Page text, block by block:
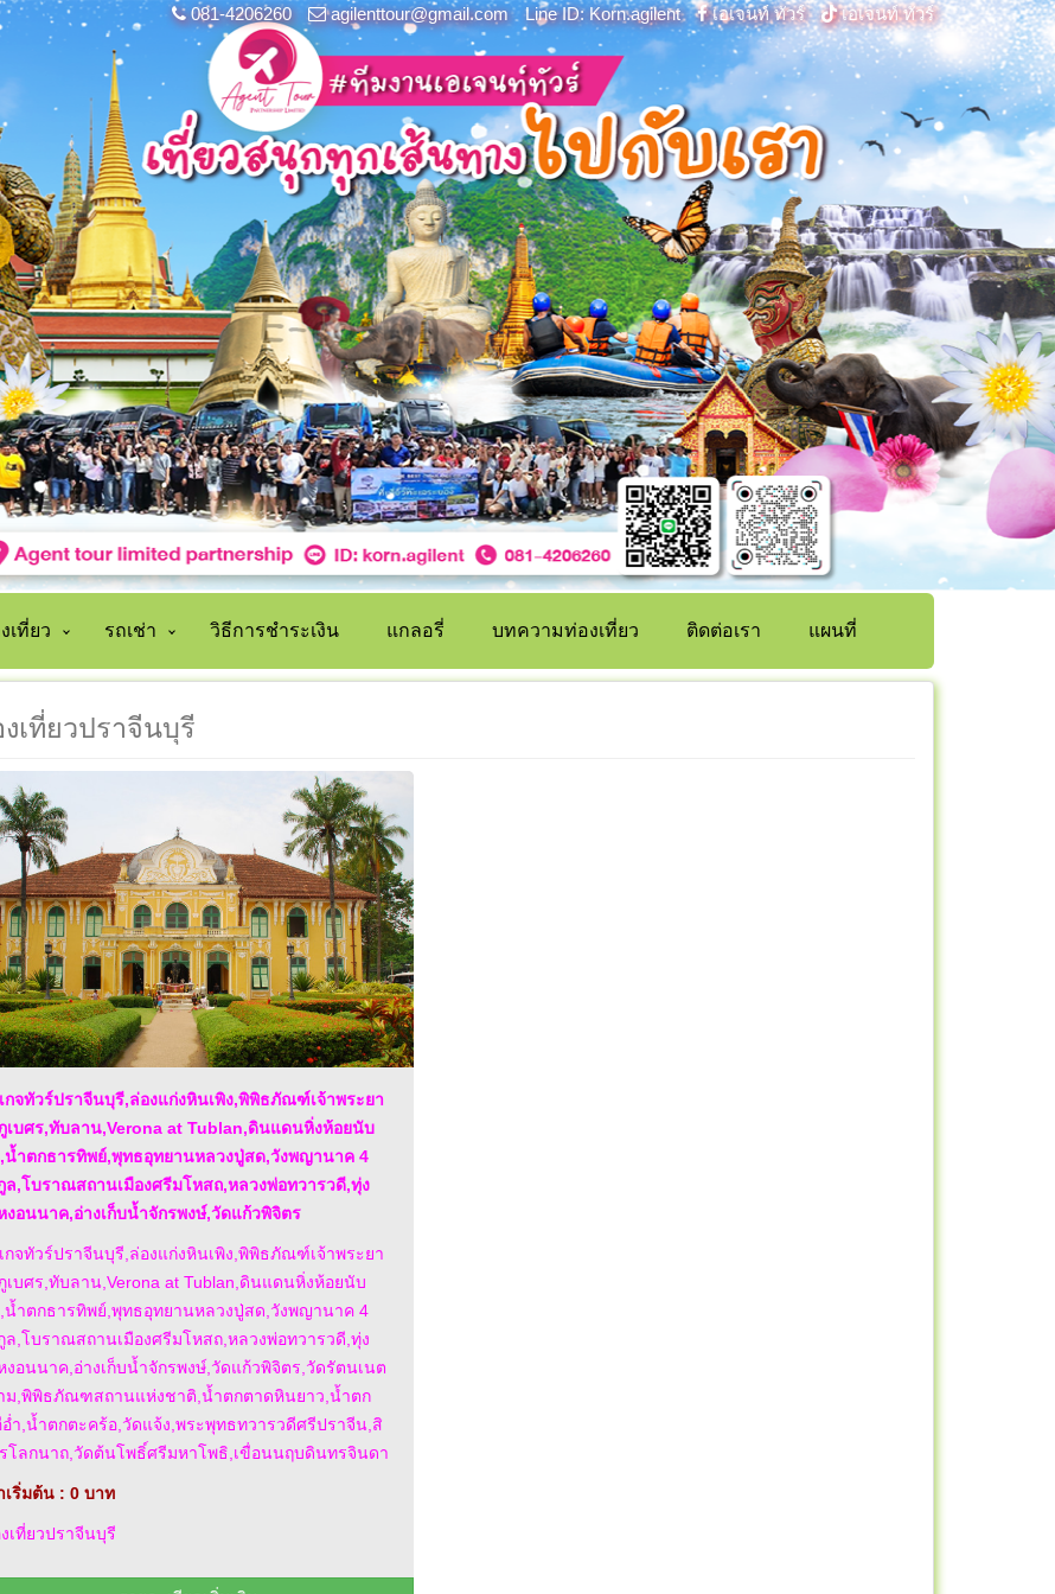
081-4206260 agilenttour@gmail.com Line ID: Korn.agilent เอเจนท์ ทัวร์ เอเจนท์ ทัวร์
เที่ยว รถเช่า วิธีการชำระเงิน แกลอรี่ บทความท่องเที่ยว ติดต่อเรา แผนที่
เที่ยวปราจีนบุรี
กจทัวร์ปราจีนบุรี,ล่องแก่งหินเพิง,พิพิธภัณฑ์เจ้าพระยา
เบศร,ทับลาน,Verona at Tublan,ดินแดนหิ่งห้อยนับ
น้ำตกธารทิพย์,พุทธอุทยานหลวงปู่สด,วังพญานาค 4
ล,โบราณสถานเมืองศรีมโหสถ,หลวงพ่อทวารวดี,ทุ่ง
งอนนาค,อ่างเก็บน้ำจักรพงษ์,วัดแก้วพิจิตร
กจทัวร์ปราจีนบุรี,ล่องแก่งหินเพิง,พิพิธภัณฑ์เจ้าพระยา
เบศร,ทับลาน,Verona at Tublan,ดินแดนหิ่งห้อยนับ
น้ำตกธารทิพย์,พุทธอุทยานหลวงปู่สด,วังพญานาค 4
ล,โบราณสถานเมืองศรีมโหสถ,หลวงพ่อทวารวดี,ทุ่ง
งอนนาค,อ่างเก็บน้ำจักรพงษ์,วัดแก้วพิจิตร,วัดรัตนเนต
ม,พิพิธภัณฑสถานแห่งชาติ,น้ำตกตาดหินยาว,น้ำตก
อ่ำ,น้ำตกตะคร้อ,วัดแจ้ง,พระพุทธทวารวดีศรีปราจีน,สิ
โลกนาถ,วัดต้นโพธิ์ศรีมหาโพธิ,เขื่อนนฤบดินทรจินดา
เริ่มต้น : 0 บาท
เที่ยวปราจีนบุรี